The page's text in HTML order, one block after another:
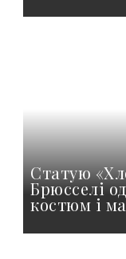
Статую
Брюсселі
костюм і